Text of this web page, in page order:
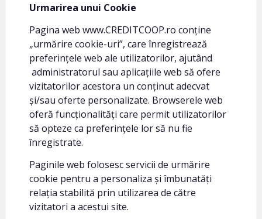
Urmarirea unui Cookie
Pagina web www.CREDITCOOP.ro conține
„urmărire cookie-uri”, care înregistrează
preferințele web ale utilizatorilor, ajutând
administratorul sau aplicațiile web să ofere
vizitatorilor acestora un conținut adecvat
și/sau oferte personalizate. Browserele web
oferă funcționalități care permit utilizatorilor
să opteze ca preferințele lor să nu fie
înregistrate.
Paginile web folosesc servicii de urmărire
cookie pentru a personaliza și îmbunatăți
relația stabilită prin utilizarea de către
vizitatori a acestui site.